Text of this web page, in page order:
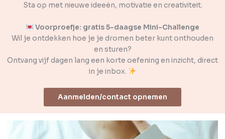
Sta op met nieuwe ideeën, motivatie en creativiteit.
Voorproefje: gratis 5-daagse Mini-Challenge
Wil je ontdekken hoe je je dromen beter kunt onthouden
en sturen?
Ontvang vijf dagen lang een korte oefening en inzicht, direct
in je inbox.
Aanmelden/contact opnemen